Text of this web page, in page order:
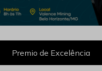
Premio de Excelência